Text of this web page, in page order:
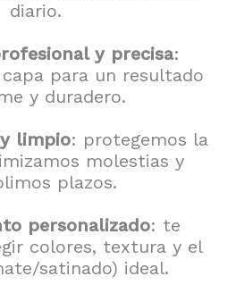
diario.
y precisa:
para un resultado
y duradero.
limpio: protegemos la
molestias y
plazos.
personalizado: te
colores, textura y el
satinado) ideal.